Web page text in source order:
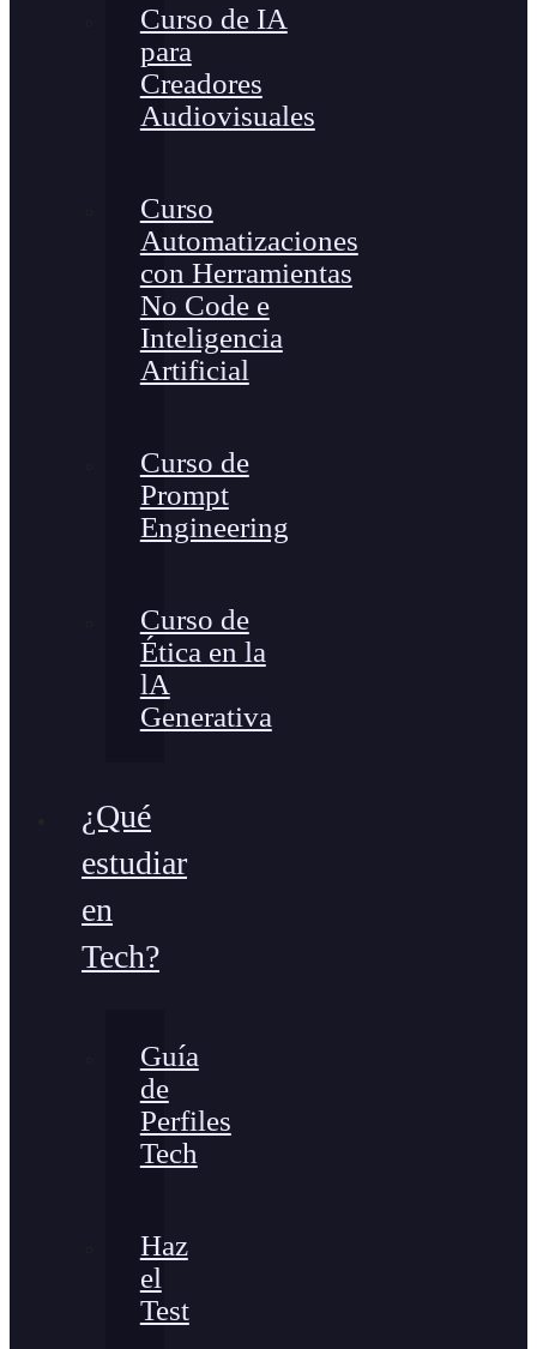
Curso de IA
para
Creadores
Audiovisuales
Curso
Automatizaciones
con Herramientas
No Code e
Inteligencia
Artificial
Curso de
Prompt
Engineering
Curso de
Ética en la
lA
Generativa
¿Qué
estudiar
en
Tech?
Guía
de
Perfiles
Tech
Haz
el
Test